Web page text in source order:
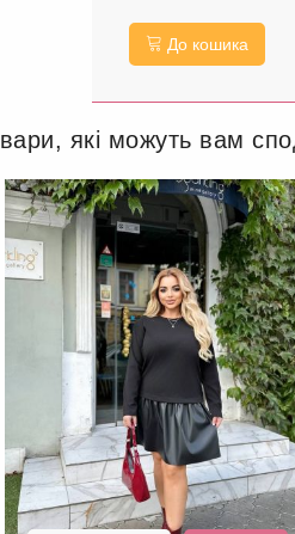
До кошика
які можуть вам